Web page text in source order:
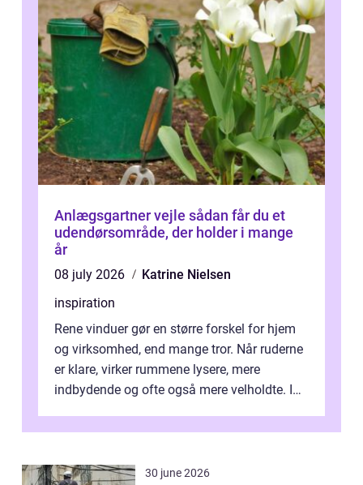
Anlægsgartner vejle sådan får du et
udendørsområde, der holder i mange
år
08 july 2026
Katrine Nielsen
inspiration
Rene vinduer gør en større forskel for hjem
og virksomhed, end mange tror. Når ruderne
er klare, virker rummene lysere, mere
indbydende og ofte også mere velholdte. I
30 june 2026